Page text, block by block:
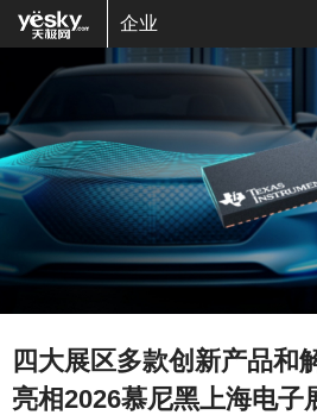
企业
四大展区多款创新产品和
亮相2026慕尼黑上海电子